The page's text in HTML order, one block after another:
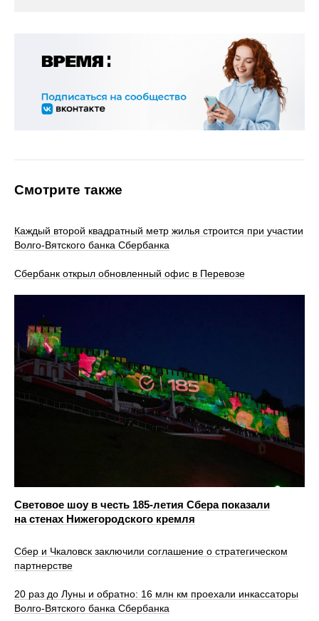
Смотрите также
Каждый второй квадратный метр жилья строится при участии
Волго-Вятского банка Сбербанка
Сбербанк открыл обновленный офис в Перевозе
Световое шоу в честь 185-летия Сбера показали
на стенах Нижегородского кремля
Сбер и Чкаловск заключили соглашение о стратегическом
партнерстве
20 раз до Луны и обратно: 16 млн км проехали инкассаторы
Волго-Вятского банка Сбербанка